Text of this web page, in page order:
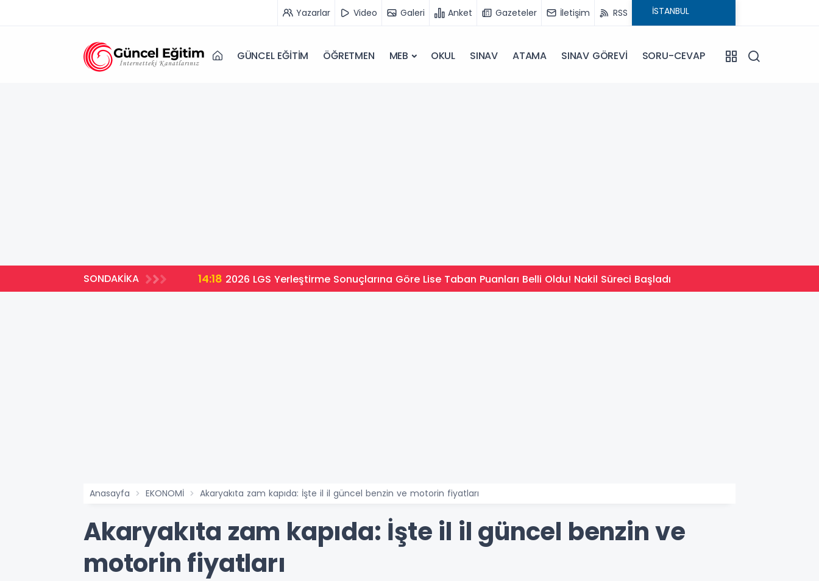
Yazarlar Video Galeri Anket Gazeteler İletişim RSS
GÜNCEL EĞİTİM ÖĞRETMEN MEB OKUL SINAV ATAMA SINAV GÖREVİ SORU-CEVAP
SONDAKİKA 14:18 2026 LGS Yerleştirme Sonuçlarına Göre Lise Taban Puanları Belli Oldu! Nakil Süreci Başladı
Anasayfa EKONOMİ Akaryakıta zam kapıda: İşte il il güncel benzin ve motorin fiyatları
Akaryakıta zam kapıda: İşte il il güncel benzin ve
motorin fiyatları